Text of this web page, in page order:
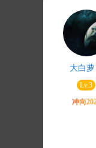
大白萝
Lv.3